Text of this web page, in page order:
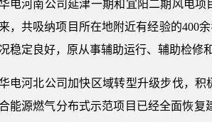
电河南公司延津一期和宜阳二期风电
，共吸纳项目所在地附近有经验的400
稳定良好，原从事辅助运行、辅助检修
电河北公司加快区域转型升级步伐，
能源燃气分布式示范项目已经全面恢复